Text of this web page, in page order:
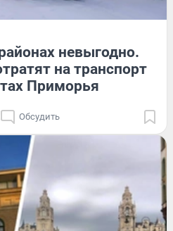
невыгодно.
на транспорт
Приморья
Обсудить